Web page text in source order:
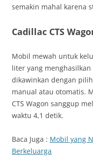
semakin mahal karena
Cadillac CTS
Mobil mewah untuk
liter yang
dikawinkan dengan
manual atau otomatis.
CTS Wagon sanggup
waktu 4,1 detik.
Baca Juga : Mobil yang
Berkeluarga